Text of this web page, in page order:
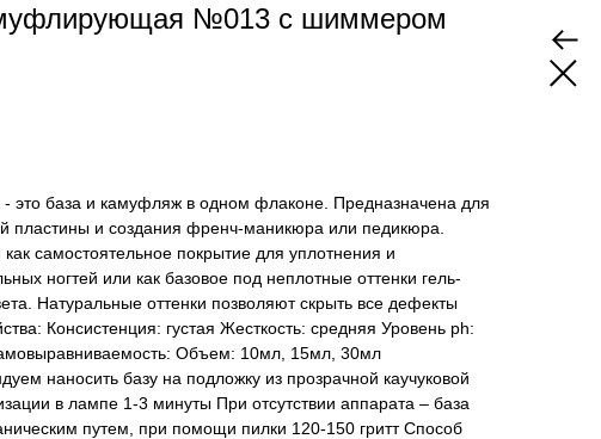
№013 с шиммером
это база и камуфляж в одном флаконе. Предназначена для
пластины и создания френч-маникюра или педикюра.
самостоятельное покрытие для уплотнения и
ногтей или как базовое под неплотные оттенки гель-
Натуральные оттенки позволяют скрыть все дефекты
Консистенция: густая Жесткость: средняя Уровень ph:
Объем: 10мл, 15мл, 30мл
наносить базу на подложку из прозрачной каучуковой
в лампе 1-3 минуты При отсутствии аппарата – база
путем, при помощи пилки 120-150 гритт Способ